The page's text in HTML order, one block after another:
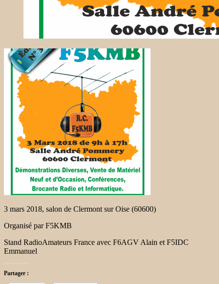
3 mars 2018, salon de Clermont sur Oise (60600)
Organisé par F5KMB
Stand RadioAmateurs France avec F6AGV Alain et F5IDC
Emmanuel
Partager :